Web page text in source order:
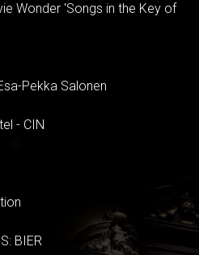
Wonder 'Songs in the Key of
Pekka Salonen
- CIN
BIER